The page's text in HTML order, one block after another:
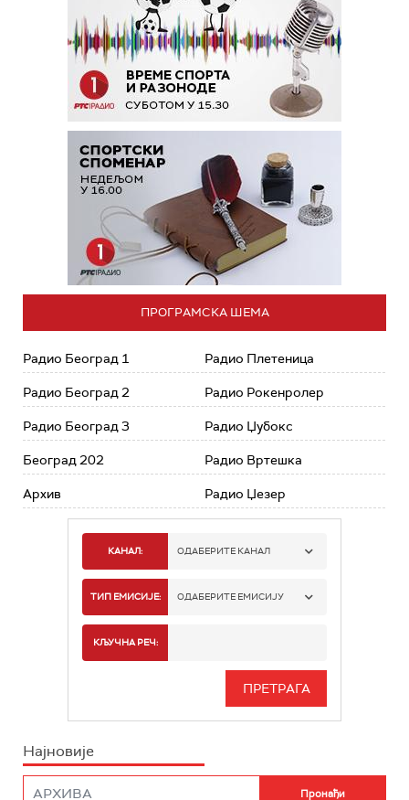
ПРОГРАМСКА ШЕМА
Радио Београд 1
Радио Београд 2
Радио Београд 3
Београд 202
Архив
Радио Плетеница
Радио Рокенролер
Радио Џубокс
Радио Вртешка
Радио Џезер
КАНАЛ: ОДАБЕРИТЕ КАНАЛ
РАДИО БЕОГРАД 1
РАДИО БЕОГРАД 3
РАДИО РОКЕНРОЛЕР
ТИП ЕМИСИЈЕ: ОДАБЕРИТЕ ЕМИСИЈУ
ИНФО
КЉУЧНА РЕЧ:
Најновије